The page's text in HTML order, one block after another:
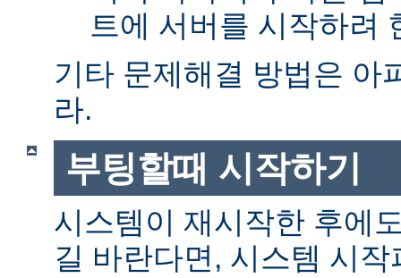
트에 서버를 시작하려
기타 문제해결 방법은 아
라.
부팅할때 시작하기
시스템이 재시작한 후에
길 바란다면, 시스템 시